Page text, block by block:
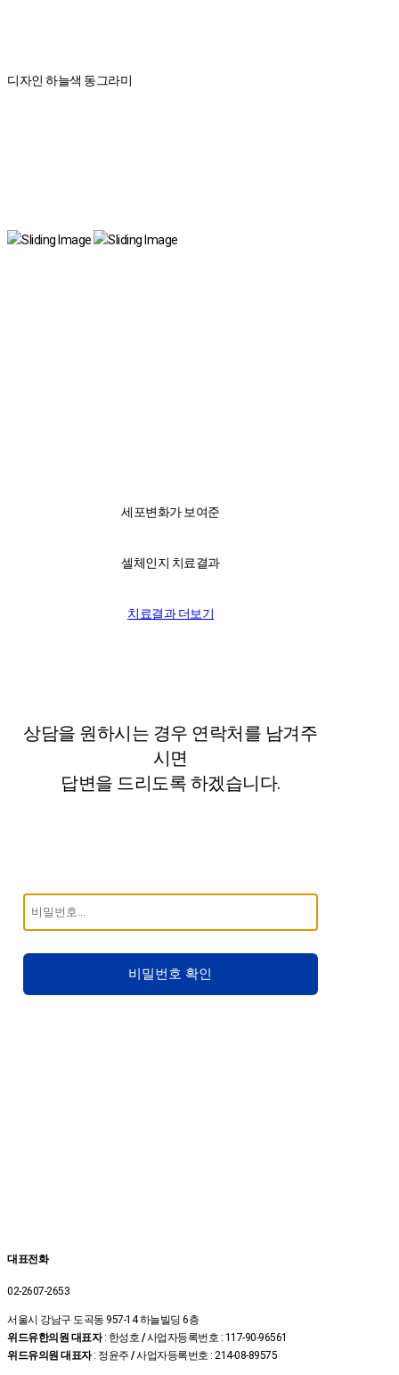
디자인 하늘색 동그라미
세포변화가 보여준
셀체인지 치료결과
치료결과 더보기
상담을 원하시는 경우 연락처를 남겨주
시면
답변을 드리도록 하겠습니다.
비밀번호 확인
대표전화
02-2607-2653
서울시 강남구 도곡동 957-14 하늘빌딩 6층
위드유한의원 대표자: 한성호 /사업자등록번호 : 117-90-96561
위드유의원 대표자: 정윤주 /사업자등록번호 : 214-08-89575